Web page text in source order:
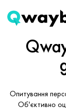
Опитування
Об'єктивно